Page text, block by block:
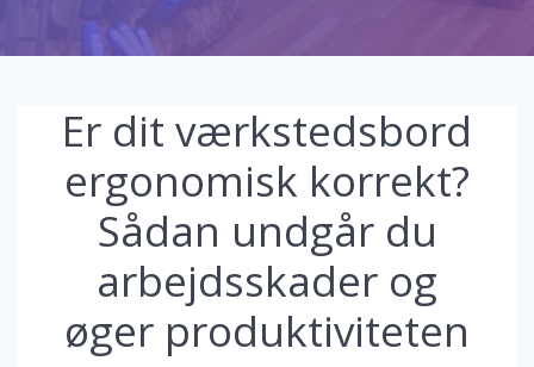
Er dit værkstedsbord
ergonomisk korrekt?
Sådan undgår du
arbejdsskader og
øger produktiviteten